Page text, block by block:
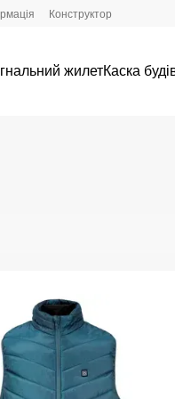
Конструктор
жилетКаска